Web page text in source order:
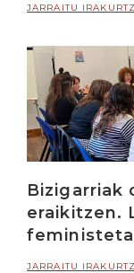
JARRAITU
Bizigarriak
eraikitzen.
JARRAITU